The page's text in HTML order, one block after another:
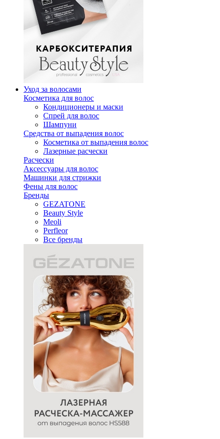
Уход за волосами
Косметика для волос
Кондиционеры и маски
Спрей для волос
Шампуни
Средства от выпадения волос
Косметика от выпадения волос
Лазерные расчески
Расчески
Аксессуары для волос
Машинки для стрижки
Фены для волос
Бренды
GEZATONE
Beauty Style
Meoli
Perfleor
Все бренды